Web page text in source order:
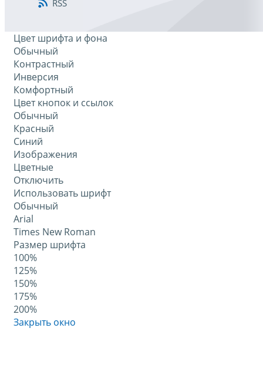
RSS
Цвет шрифта и фона
Обычный
Контрастный
Инверсия
Комфортный
Цвет кнопок и ссылок
Обычный
Красный
Синий
Изображения
Цветные
Отключить
Использовать шрифт
Обычный
Arial
Times New Roman
Размер шрифта
100%
125%
150%
175%
200%
Закрыть окно